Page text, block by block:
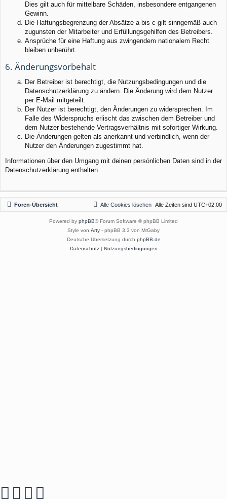
Dies gilt auch für mittelbare Schäden, insbesondere entgangenen
Gewinn.
Die Haftungsbegrenzung der Absätze a bis c gilt sinngemäß auch
zugunsten der Mitarbeiter und Erfüllungsgehilfen des Betreibers.
Ansprüche für eine Haftung aus zwingendem nationalem Recht
bleiben unberührt.
6. Änderungsvorbehalt
Der Betreiber ist berechtigt, die Nutzungsbedingungen und die
Datenschutzerklärung zu ändern. Die Änderung wird dem Nutzer
per E-Mail mitgeteilt.
Der Nutzer ist berechtigt, den Änderungen zu widersprechen. Im
Falle des Widerspruchs erlischt das zwischen dem Betreiber und
dem Nutzer bestehende Vertragsverhältnis mit sofortiger Wirkung.
Die Änderungen gelten als anerkannt und verbindlich, wenn der
Nutzer den Änderungen zugestimmt hat.
Informationen über den Umgang mit deinen persönlichen Daten sind in der
Datenschutzerklärung enthalten.
Foren-Übersicht Alle Zeiten sind UTC+02:00
Alle Cookies löschen
Powered by phpBB® Forum Software © phpBB Limited
Style von Arty - phpBB 3.3 von MrGaby
Deutsche Übersetzung durch phpBB.de
Datenschutz| Nutzungsbedingungen